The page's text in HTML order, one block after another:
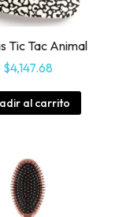
Tic Tac Animal
$4,147.68
al carrito